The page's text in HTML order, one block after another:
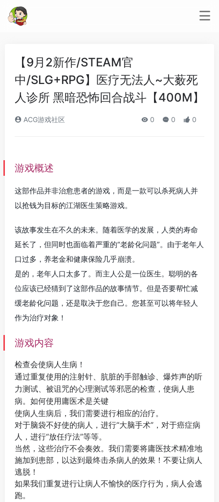
【9月2新作/STEAM官
中/SLG+RPG】医疗无法人~大薮死
人诊所 黑暗恐怖回合战斗【400M】
ACG游戏社区 0 0 0
游戏概述
这部作品并非治愈患者的游戏，而是一款可以杀死病人并
以抢钱为目标的江湖医生策略游戏。
该故事发生在不久的未来。随着医学的发展，人类的寿命
延长了，但同时也面临着严重的“老龄化问题”。由于老年人
口过多，养老金和健康保险几乎崩溃。
是的，老年人口太多了。而主人公是一位医生。聪明的各
位应该已经猜到了这部作品的故事情节。但是否要帮忙减
缓老龄化问题，还是取决于您自己。您甚至可以将年轻人
作为治疗对象！
游戏内容
检查会使病人生病！
通过重复使用的注射针、肮脏的手部触诊、爆炸声的听
力测试、被诅咒的心理测试等邪恶的检查，使病人患
病。 如何使用庸医术是关键
使病人生病后，我们需要进行相应的治疗。
对于脑袋不好使的病人，进行“大脑手术”，对于癌症病
人，进行“放任疗法”等等。
当然，这些治疗不会奏效。我们需要将庸医技术精准地
施加到患部，以达到最终击杀病人的效果！不要让病人
逃脱！
如果我们重复进行让病人不愉快的医疗行为，病人会逃
跑。